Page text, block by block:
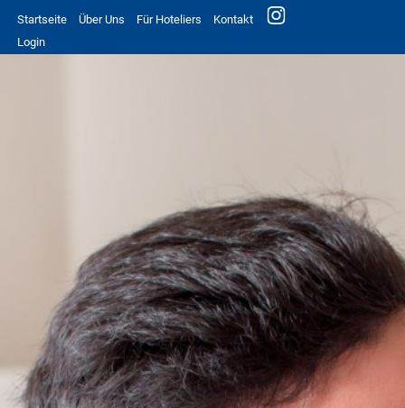
Startseite Über Uns Für Hoteliers
Kontakt
Login